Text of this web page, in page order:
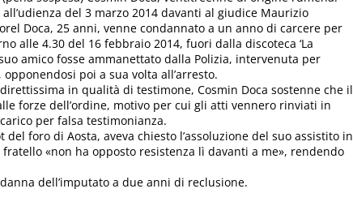
del 3 marzo 2014 davanti al giudice Maurizio
Doca, 25 anni, venne condannato a un anno di carcere per
alle 4.30 del 16 febbraio 2014, fuori dalla discoteca ‘La
amico fosse ammanettato dalla Polizia, intervenuta per
poi a sua volta all’arresto.
in qualità di testimone, Cosmin Doca sostenne che il
forze dell’ordine, motivo per cui gli atti vennero rinviati in
per falsa testimonianza.
del foro di Aosta, aveva chiesto l’assoluzione del suo assistito in
«non ha opposto resistenza lì davanti a me», rendendo
dell’imputato a due anni di reclusione.